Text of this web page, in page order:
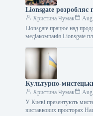
Lionsgate розробляє
Христина Чумак
Lionsgate працює над
медіакомпанія Lionsgate
Культурно-
Христина Чумак
У Києві презентують
виставкових просторах